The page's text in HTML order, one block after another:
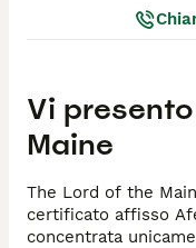
Vi presento
Maine
The Lord of the
certificato affisso
concentrata